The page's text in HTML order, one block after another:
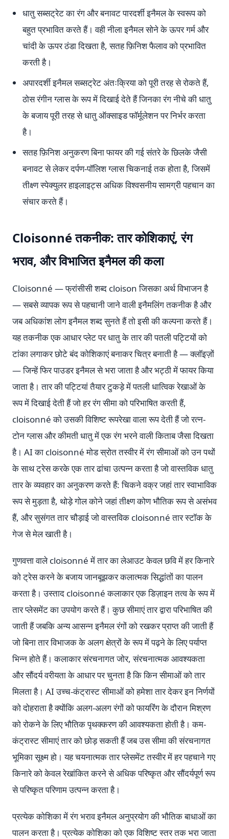
धातु सब्सट्रेट का रंग और बनावट पारदर्शी इनैमल के स्वरूप को
बहुत प्रभावित करते हैं। वही नीला इनैमल सोने के ऊपर गर्म और
चांदी के ऊपर ठंडा दिखता है, सतह फ़िनिश फैलाव को प्रभावित
करती है।
अपारदर्शी इनैमल सब्सट्रेट अंतःक्रिया को पूरी तरह से रोकते हैं,
ठोस रंगीन ग्लास के रूप में दिखाई देते हैं जिनका रंग नीचे की धातु
के बजाय पूरी तरह से धातु ऑक्साइड फॉर्मूलेशन पर निर्भर करता
है।
सतह फ़िनिश अनुकरण बिना फायर की गई संतरे के छिलके जैसी
बनावट से लेकर दर्पण-पॉलिश ग्लास चिकनाई तक होता है, जिसमें
तीक्ष्ण स्पेक्युलर हाइलाइट्स अधिक विश्वसनीय सामग्री पहचान का
संचार करते हैं।
Cloisonné तकनीक: तार कोशिकाएं, रंग
भराव, और विभाजित इनैमल की कला
Cloisonné — फ्रांसीसी शब्द cloison जिसका अर्थ विभाजन है
— सबसे व्यापक रूप से पहचानी जाने वाली इनैमलिंग तकनीक है और
जब अधिकांश लोग इनैमल शब्द सुनते हैं तो इसी की कल्पना करते हैं।
यह तकनीक एक आधार प्लेट पर धातु के तार की पतली पट्टियों को
टांका लगाकर छोटे बंद कोशिकाएं बनाकर चित्र बनाती है — क्लॉइज़ों
— जिन्हें फिर पाउडर इनैमल से भरा जाता है और भट्ठी में फायर किया
जाता है। तार की पट्टियां तैयार टुकड़े में पतली धात्विक रेखाओं के
रूप में दिखाई देती हैं जो हर रंग सीमा को परिभाषित करती हैं,
cloisonné को उसकी विशिष्ट रूपरेखा वाला रूप देती हैं जो रत्न-
टोन ग्लास और कीमती धातु में एक रंग भरने वाली किताब जैसा दिखता
है। AI का cloisonné मोड स्रोत तस्वीर में रंग सीमाओं को उन पथों
के साथ ट्रेस करके एक तार ढांचा उत्पन्न करता है जो वास्तविक धातु
तार के व्यवहार का अनुकरण करते हैं: चिकने वक्र जहां तार स्वाभाविक
रूप से मुड़ता है, थोड़े गोल कोने जहां तीक्ष्ण कोण भौतिक रूप से असंभव
हैं, और सुसंगत तार चौड़ाई जो वास्तविक cloisonné तार स्टॉक के
गेज से मेल खाती है।
गुणवत्ता वाले cloisonné में तार का लेआउट केवल छवि में हर किनारे
को ट्रेस करने के बजाय जानबूझकर कलात्मक सिद्धांतों का पालन
करता है। उस्ताद cloisonné कलाकार एक डिज़ाइन तत्व के रूप में
तार प्लेसमेंट का उपयोग करते हैं। कुछ सीमाएं तार द्वारा परिभाषित की
जाती हैं जबकि अन्य आसन्न इनैमल रंगों को रखकर प्राप्त की जाती हैं
जो बिना तार विभाजक के अलग क्षेत्रों के रूप में पढ़ने के लिए पर्याप्त
भिन्न होते हैं। कलाकार संरचनागत जोर, संरचनात्मक आवश्यकता
और सौंदर्य वरीयता के आधार पर चुनता है कि किन सीमाओं को तार
मिलता है। AI उच्च-कंट्रास्ट सीमाओं को हमेशा तार देकर इन निर्णयों
को दोहराता है क्योंकि अलग-अलग रंगों को फायरिंग के दौरान मिश्रण
को रोकने के लिए भौतिक पृथक्करण की आवश्यकता होती है। कम-
कंट्रास्ट सीमाएं तार को छोड़ सकती हैं जब उस सीमा की संरचनागत
भूमिका सूक्ष्म हो। यह चयनात्मक तार प्लेसमेंट तस्वीर में हर पहचाने गए
किनारे को केवल रेखांकित करने से अधिक परिष्कृत और सौंदर्यपूर्ण रूप
से परिष्कृत परिणाम उत्पन्न करता है।
प्रत्येक कोशिका में रंग भराव इनैमल अनुप्रयोग की भौतिक बाधाओं का
पालन करता है। प्रत्येक कोशिका को एक विशिष्ट स्तर तक भरा जाता